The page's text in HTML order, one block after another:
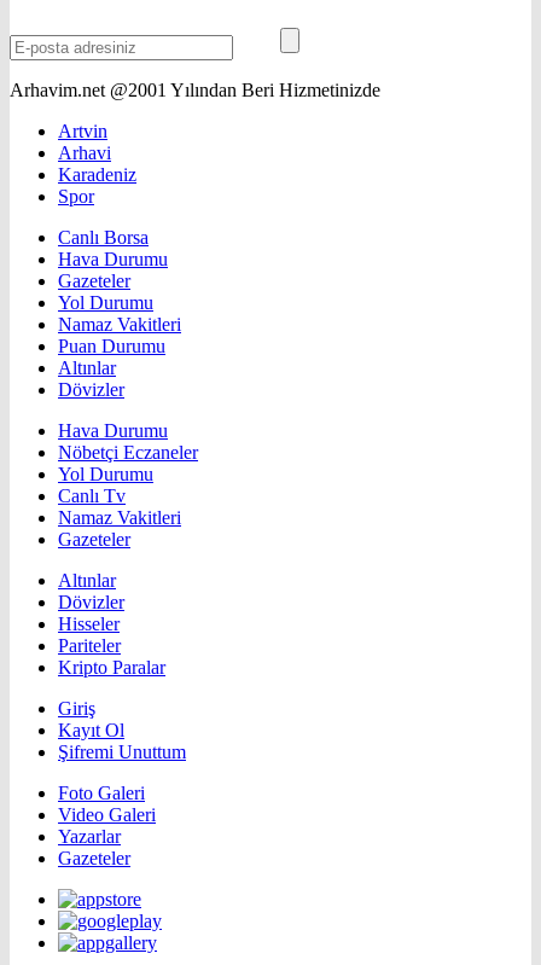
Arhavim.net @2001 Yılından Beri Hizmetinizde
Artvin
Arhavi
Karadeniz
Spor
Canlı Borsa
Hava Durumu
Gazeteler
Yol Durumu
Namaz Vakitleri
Puan Durumu
Altınlar
Dövizler
Hava Durumu
Nöbetçi Eczaneler
Yol Durumu
Canlı Tv
Namaz Vakitleri
Gazeteler
Altınlar
Dövizler
Hisseler
Pariteler
Kripto Paralar
Giriş
Kayıt Ol
Şifremi Unuttum
Foto Galeri
Video Galeri
Yazarlar
Gazeteler